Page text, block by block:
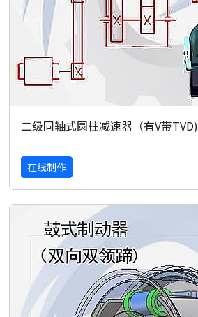
二级同轴式圆柱减速器（有V带TVD)
在线制作